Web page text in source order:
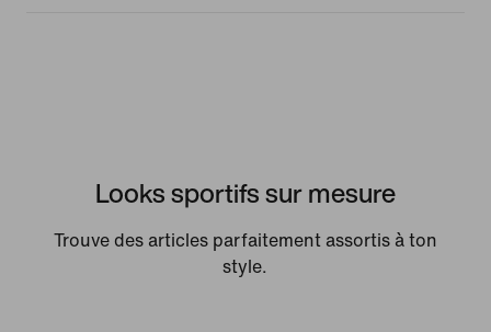
Looks sportifs sur mesure
Trouve des articles parfaitement assortis à ton
style.